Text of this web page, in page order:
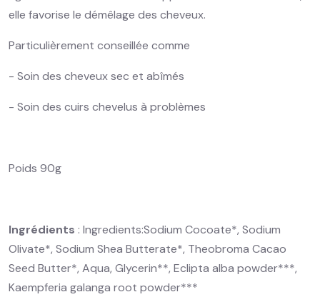
elle favorise le démêlage des cheveux.
Particulièrement conseillée comme
- Soin des cheveux sec et abîmés
- Soin des cuirs chevelus à problèmes
Poids 90g
Ingrédients : Ingredients:Sodium Cocoate*, Sodium
Olivate*, Sodium Shea Butterate*, Theobroma Cacao
Seed Butter*, Aqua, Glycerin**, Eclipta alba powder***,
Kaempferia galanga root powder***